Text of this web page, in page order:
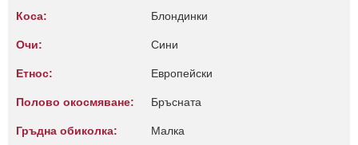
Коса: Блондинки
Очи: Сини
Етнос: Европейски
Полово окосмяване: Бръсната
Гръдна обиколка: Малкa